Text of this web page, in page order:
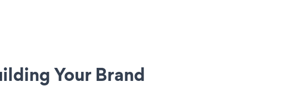
Your Brand